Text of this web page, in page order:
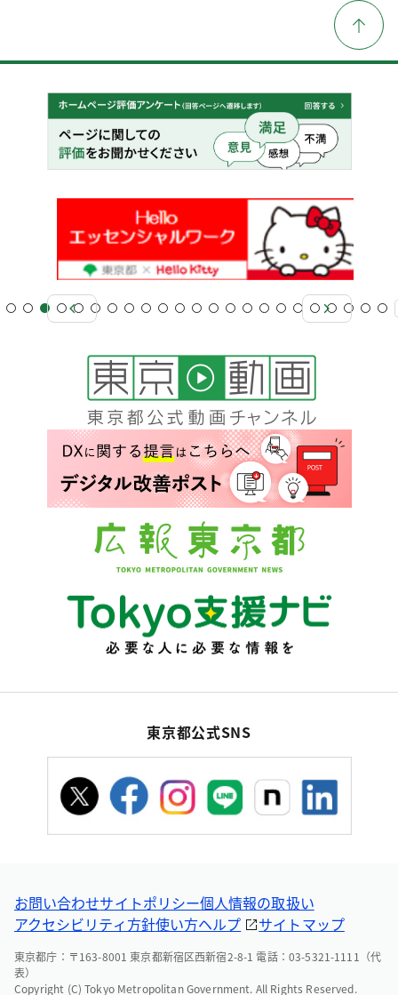
東京都公式SNS
お問い合わせサイトポリシー個人情報の取扱い
アクセシビリティ方針使い方ヘルプ サイトマップ
東京都庁：〒163-8001 東京都新宿区西新宿2-8-1 電話：03-5321-1111（代
表）
Copyright (C) Tokyo Metropolitan Government. All Rights Reserved.